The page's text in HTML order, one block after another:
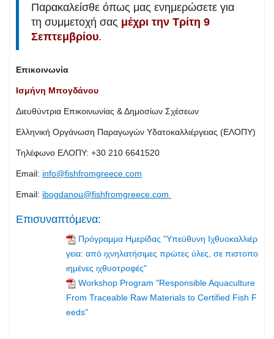
Παρακαλείσθε όπως μας ενημερώσετε για
τη συμμετοχή σας μέχρι την Τρίτη 9
Σεπτεμβρίου.
Επικοινωνία
Iσμήνη Μπογδάνου
Διευθύντρια Επικοινωνίας & Δημοσίων Σχέσεων
Ελληνική Οργάνωση Παραγωγών Υδατοκαλλιέργειας (ΕΛΟΠΥ)
Τηλέφωνο ΕΛΟΠΥ: +30 210 6641520
Εmail: info@fishfromgreece.com
Email: ibogdanou@fishfromgreece.com
Επισυναπτόμενα:
Πρόγραμμα Ημερίδας "Υπεύθυνη Ιχθυοκαλλιέρ
γεια: από ιχνηλατήσιμες πρώτες ύλες, σε πιστοπο
ιημένες ιχθυοτροφές"
Workshop Program "Responsible Aquaculture
From Traceable Raw Materials to Certified Fish F
eeds"